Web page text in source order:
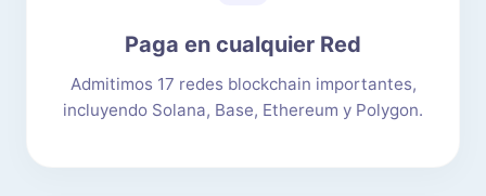
Paga en cualquier Red
Admitimos 17 redes blockchain importantes,
incluyendo Solana, Base, Ethereum y Polygon.